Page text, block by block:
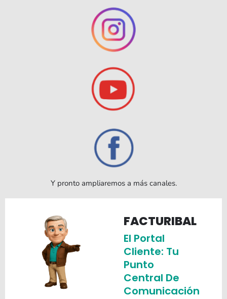
Y pronto ampliaremos a más canales.
FACTURIBAL
El Portal
Cliente: Tu
Punto
Central De
Comunicación